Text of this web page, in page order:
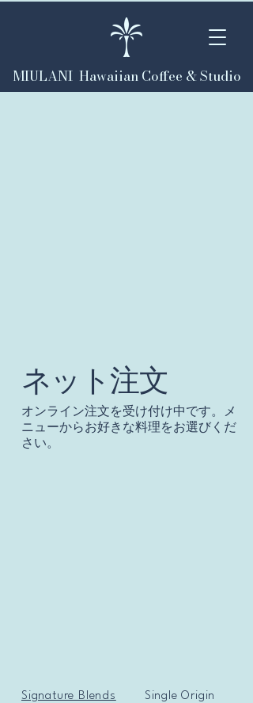
MIULANI Hawaiian Coffee & Studio
ネット注文
オンライン注文を受け付け中です。メ
ニューからお好きな料理をお選びくだ
さい。
Signature Blends Single Origin